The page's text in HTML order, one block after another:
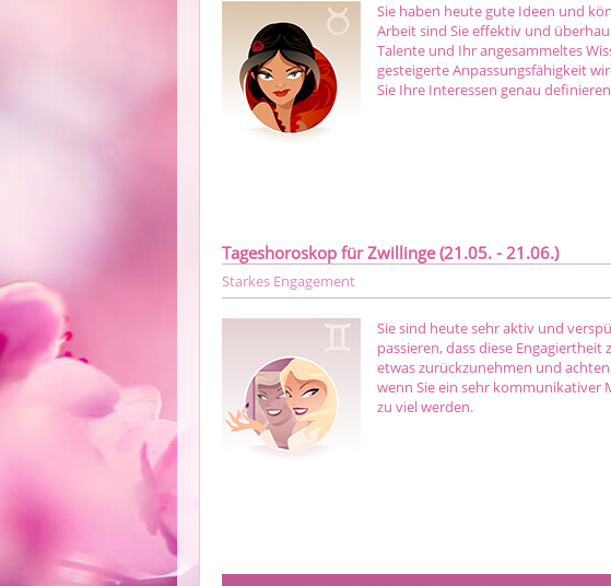
Sie haben heute gute Ideen und
Arbeit sind Sie effektiv und
Talente und Ihr angesammeltes
gesteigerte Anpassungsfähigkeit
Sie Ihre Interessen genau
Tageshoroskop für Zwillinge (21.05. - 21.06.)
Starkes Engagement
Sie sind heute sehr aktiv und
passieren, dass diese
etwas zurückzunehmen und
wenn Sie ein sehr kommunikativer
zu viel werden.